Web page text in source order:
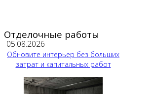
Отделочные работы
05.08.2026
Обновите интерьер без больших
затрат и капитальных работ